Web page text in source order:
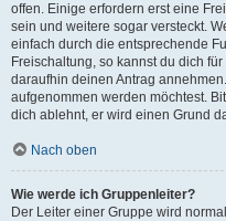
offen. Einige erfordern erst eine
sein und weitere sogar versteckt.
einfach durch die entsprechende
Freischaltung, so kannst du dich
daraufhin deinen Antrag
aufgenommen werden möchtest.
dich ablehnt, er wird einen Grund
Nach oben
Wie werde ich Gruppenleiter?
Der Leiter einer Gruppe wird